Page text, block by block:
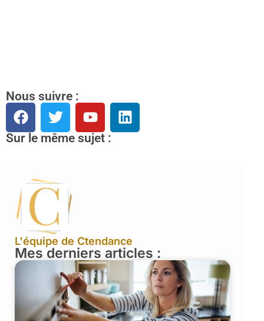
Nous suivre :
Sur le même sujet :
L'équipe de Ctendance
Mes derniers articles :